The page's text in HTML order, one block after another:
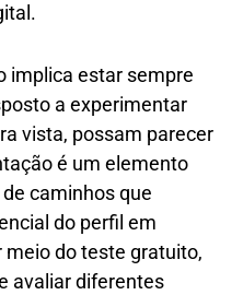
implica estar sempre
a experimentar
vista, possam parecer
é um elemento
caminhos que
do perfil em
do teste gratuito,
avaliar diferentes